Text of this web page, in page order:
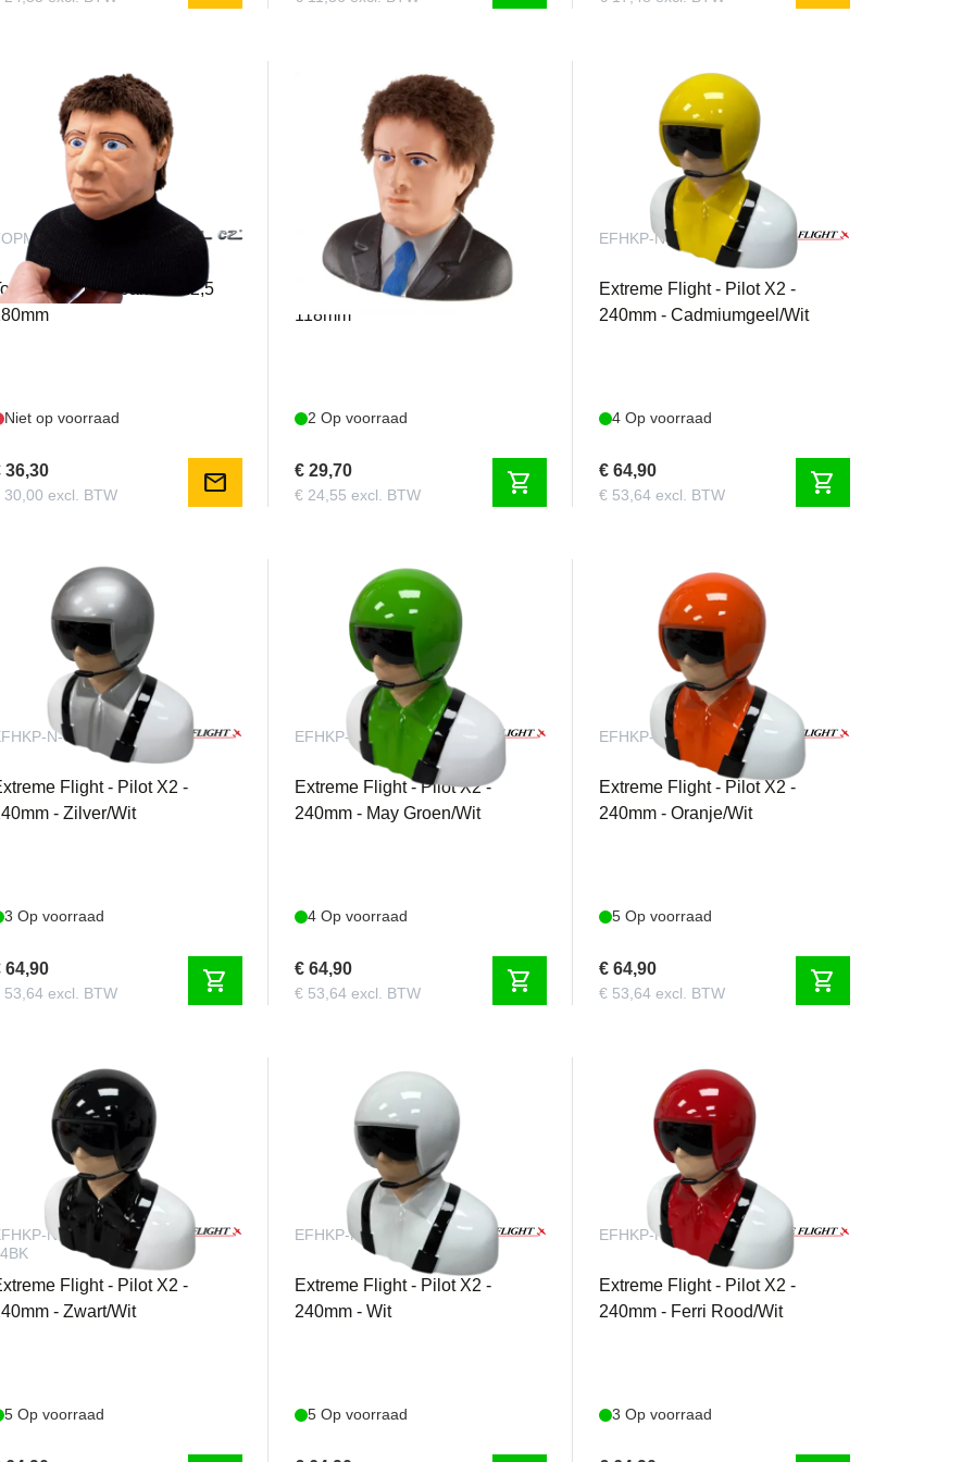
Piloot James 1:2,5
Niet op voorraad
36,30
30,00 excl. BTW mail
TOPM0311136
Topmodel Piloot Bob 1:3,5
118mm
2 Op voorraad
€ 29,70
€ 24,55 excl. BTW shopping_cart
EFHKP-N-04Y
Extreme Flight - Pilot X2 -
240mm - Cadmiumgeel/Wit
4 Op voorraad
€ 64,90
€ 53,64 excl. BTW shopping_cart
N-04S
Flight - Pilot X2 -
- Zilver/Wit
3 Op voorraad
64,90
53,64 excl. BTW shopping_cart
EFHKP-N-04G
Extreme Flight - Pilot X2 -
240mm - May Groen/Wit
4 Op voorraad
€ 64,90
€ 53,64 excl. BTW shopping_cart
EFHKP-N-04O
Extreme Flight - Pilot X2 -
240mm - Oranje/Wit
5 Op voorraad
€ 64,90
€ 53,64 excl. BTW shopping_cart
N-
Flight - Pilot X2 -
- Zwart/Wit
5 Op voorraad
EFHKP-N-04W
Extreme Flight - Pilot X2 -
240mm - Wit
5 Op voorraad
EFHKP-N-04R
Extreme Flight - Pilot X2 -
240mm - Ferri Rood/Wit
3 Op voorraad